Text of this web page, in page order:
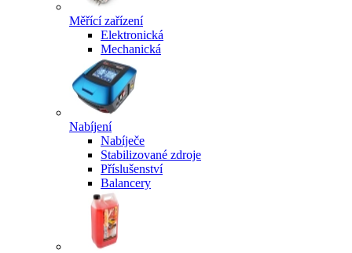
Měřící zařízení
Elektronická
Mechanická
Nabíjení
Nabíječe
Stabilizované zdroje
Příslušenství
Balancery